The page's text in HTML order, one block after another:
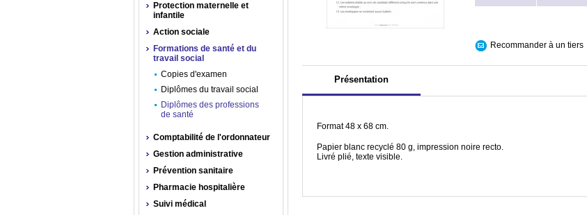
Recommander à un tiers
Présentation
Format 48 x 68 cm.
Papier blanc recyclé 80 g, impression noire recto.
Livré plié, texte visible.
Protection maternelle et
infantile
Action sociale
Formations de santé et du
travail social
Copies d'examen
Diplômes du travail social
Diplômes des professions
de santé
Comptabilité de l'ordonnateur
Gestion administrative
Prévention sanitaire
Pharmacie hospitalière
Suivi médical